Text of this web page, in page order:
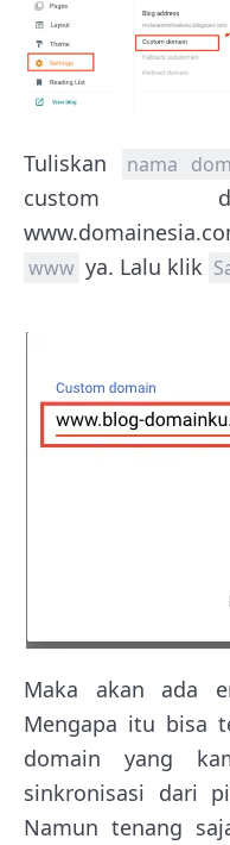
Tuliskan nama
custom
www ya. Lalu klik
Maka akan ada
Mengapa itu bisa
domain yang
sinkronisasi dari
Namun tenang